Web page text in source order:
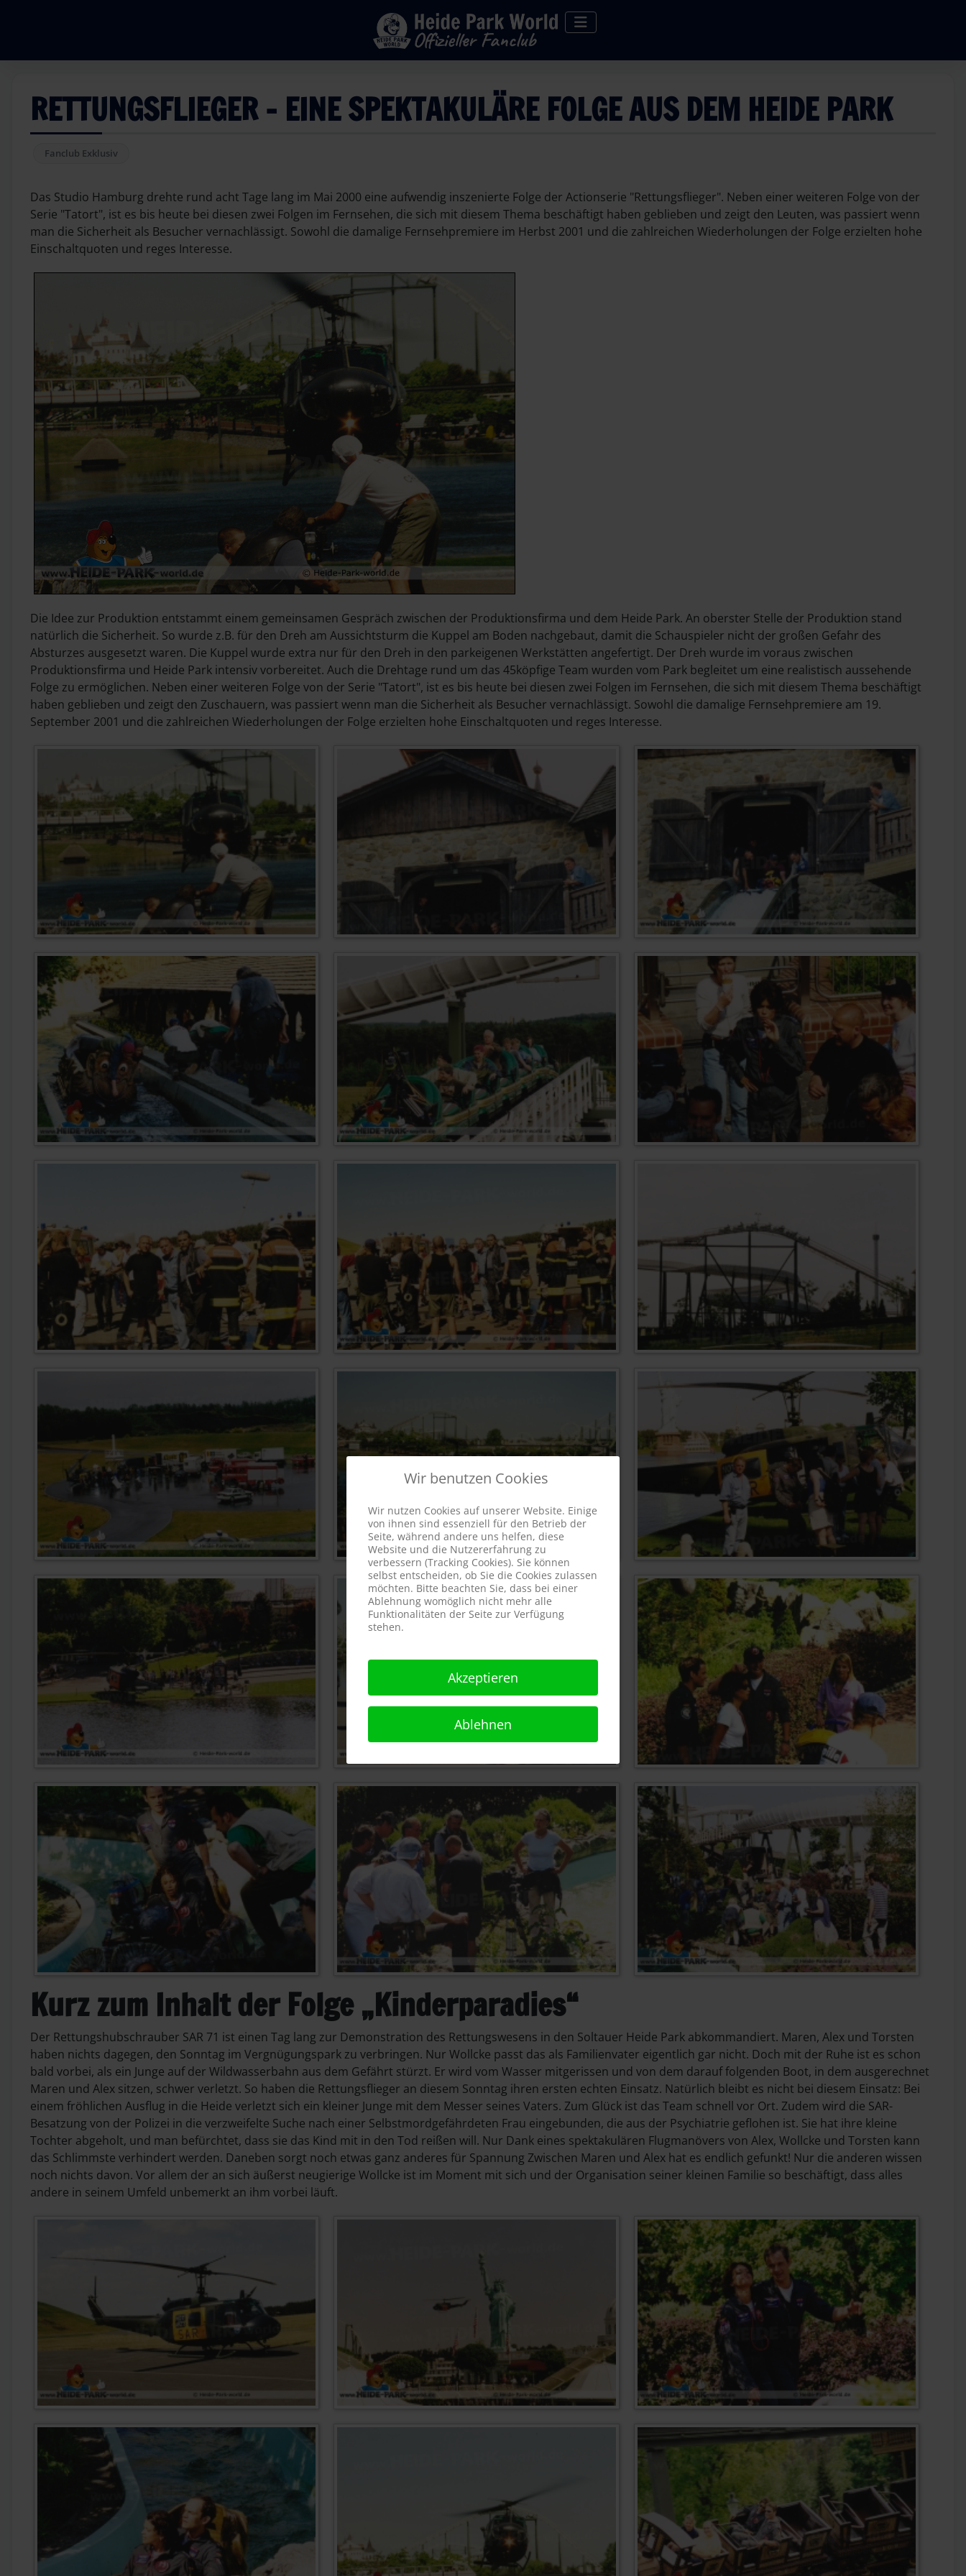
RETTUNGSFLIEGER – EINE SPEKTAKULÄRE FOLGE AUS DEM HEIDE PARK
Fanclub Exklusiv
Das Studio Hamburg drehte rund acht Tage lang im Mai 2000 eine aufwendig inszenierte Folge der Actionserie "Rettungsflieger". Neben einer weiteren Folge von der
Serie "Tatort", ist es bis heute bei diesen zwei Folgen im Fernsehen, die sich mit diesem Thema beschäftigt haben geblieben und zeigt den Leuten, was passiert wenn
man die Sicherheit als Besucher vernachlässigt. Sowohl die damalige Fernsehpremiere im Herbst 2001 und die zahlreichen Wiederholungen der Folge erzielten hohe
Einschaltquoten und reges Interesse.
Die Idee zur Produktion entstammt einem gemeinsamen Gespräch zwischen der Produktionsfirma und dem Heide Park. An oberster Stelle der Produktion stand
natürlich die Sicherheit. So wurde z.B. für den Dreh am Aussichtsturm die Kuppel am Boden nachgebaut, damit die Schauspieler nicht der großen Gefahr des
Absturzes ausgesetzt waren. Die Kuppel wurde extra nur für den Dreh in den parkeigenen Werkstätten angefertigt. Der Dreh wurde im voraus zwischen
Produktionsfirma und Heide Park intensiv vorbereitet. Auch die Drehtage rund um das 45köpfige Team wurden vom Park begleitet um eine realistisch aussehende
Folge zu ermöglichen. Neben einer weiteren Folge von der Serie "Tatort", ist es bis heute bei diesen zwei Folgen im Fernsehen, die sich mit diesem Thema beschäftigt
haben geblieben und zeigt den Zuschauern, was passiert wenn man die Sicherheit als Besucher vernachlässigt. Sowohl die damalige Fernsehpremiere am 19.
September 2001 und die zahlreichen Wiederholungen der Folge erzielten hohe Einschaltquoten und reges Interesse.
Kurz zum Inhalt der Folge „Kinderparadies“
Der Rettungshubschrauber SAR 71 ist einen Tag lang zur Demonstration des Rettungswesens in den Soltauer Heide Park abkommandiert. Maren, Alex und Torsten
haben nichts dagegen, den Sonntag im Vergnügungspark zu verbringen. Nur Wollcke passt das als Familienvater eigentlich gar nicht. Doch mit der Ruhe ist es schon
bald vorbei, als ein Junge auf der Wildwasserbahn aus dem Gefährt stürzt. Er wird vom Wasser mitgerissen und von dem darauf folgenden Boot, in dem ausgerechnet
Maren und Alex sitzen, schwer verletzt. So haben die Rettungsflieger an diesem Sonntag ihren ersten echten Einsatz. Natürlich bleibt es nicht bei diesem Einsatz: Bei
einem fröhlichen Ausflug in die Heide verletzt sich ein kleiner Junge mit dem Messer seines Vaters. Zum Glück ist das Team schnell vor Ort. Zudem wird die SAR-
Besatzung von der Polizei in die verzweifelte Suche nach einer Selbstmordgefährdeten Frau eingebunden, die aus der Psychiatrie geflohen ist. Sie hat ihre kleine
Tochter abgeholt, und man befürchtet, dass sie das Kind mit in den Tod reißen will. Nur Dank eines spektakulären Flugmanövers von Alex, Wollcke und Torsten kann
das Schlimmste verhindert werden. Daneben sorgt noch etwas ganz anderes für Spannung Zwischen Maren und Alex hat es endlich gefunkt! Nur die anderen wissen
noch nichts davon. Vor allem der an sich äußerst neugierige Wollcke ist im Moment mit sich und der Organisation seiner kleinen Familie so beschäftigt, dass alles
andere in seinem Umfeld unbemerkt an ihm vorbei läuft.
Wir benutzen Cookies
Wir nutzen Cookies auf unserer Website. Einige
von ihnen sind essenziell für den Betrieb der
Seite, während andere uns helfen, diese
Website und die Nutzererfahrung zu
verbessern (Tracking Cookies). Sie können
selbst entscheiden, ob Sie die Cookies zulassen
möchten. Bitte beachten Sie, dass bei einer
Ablehnung womöglich nicht mehr alle
Funktionalitäten der Seite zur Verfügung
stehen.
Akzeptieren
Ablehnen